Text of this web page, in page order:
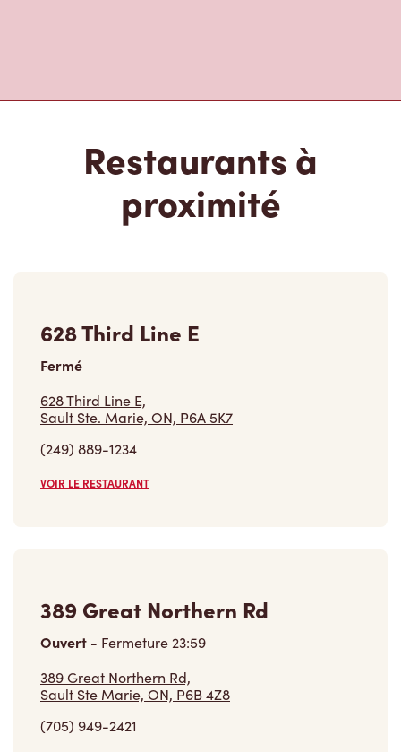
Restaurants à
proximité
628 Third Line E
Fermé
628 Third Line E,
Sault Ste. Marie, ON, P6A 5K7
(249) 889-1234
VOIR LE RESTAURANT
389 Great Northern Rd
Ouvert - Fermeture23:59
389 Great Northern Rd,
Sault Ste Marie, ON, P6B 4Z8
(705) 949-2421